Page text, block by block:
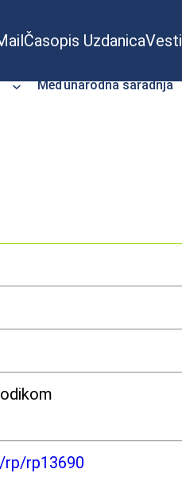
Časopis UzdanicaVesti
Međunarodna saradnja
rp/rp13690